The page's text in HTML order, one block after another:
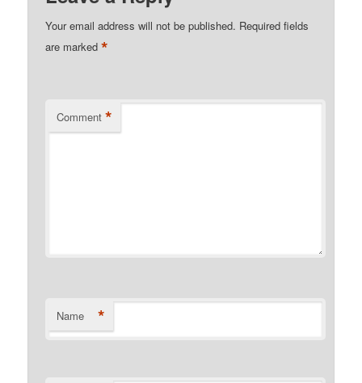
Your email address will not be published. Required fields
are marked*
Comment *
Name *